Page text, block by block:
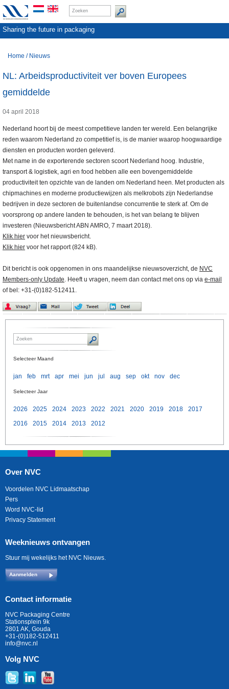
Sharing the future in packaging
Home / Nieuws
NL: Arbeidsproductiviteit ver boven Europees
gemiddelde
04 april 2018
Nederland hoort bij de meest competitieve landen ter wereld. Een belangrijke
reden waarom Nederland zo competitief is, is de manier waarop hoogwaardige
diensten en producten worden geleverd.
Met name in de exporterende sectoren scoort Nederland hoog. Industrie,
transport & logistiek, agri en food hebben alle een bovengemiddelde
productiviteit ten opzichte van de landen om Nederland heen. Met producten als
chipmachines en moderne productiewijzen als melkrobots zijn Nederlandse
bedrijven in deze sectoren de buitenlandse concurrentie te sterk af. Om de
voorsprong op andere landen te behouden, is het van belang te blijven
investeren (Nieuwsbericht ABN AMRO, 7 maart 2018).
Klik hier voor het nieuwsbericht.
Klik hier voor het rapport (824 kB).
Dit bericht is ook opgenomen in ons maandelijkse nieuwsoverzicht, de NVC
Members-only Update. Heeft u vragen, neem dan contact met ons op via e-mail
of bel: +31-(0)182-512411.
Selecteer Maand
jan feb mrt apr mei jun jul aug sep okt nov dec
Selecteer Jaar
2026 2025 2024 2023 2022 2021 2020 2019 2018
2017
2016
2015 2014 2013 2012
Over NVC
Voordelen NVC Lidmaatschap
Pers
Word NVC-lid
Privacy Statement
Weeknieuws ontvangen
Stuur mij wekelijks het NVC Nieuws.
Aanmelden
Contact informatie
NVC Packaging Centre
Stationsplein 9k
2801 AK, Gouda
+31-(0)182-512411
info@nvc.nl
Volg NVC